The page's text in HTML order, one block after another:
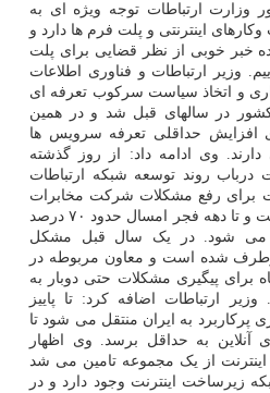
وزارت ارتباطات توجه ویژه ای به
اینترنتی و پلت فرم ها دارد و
خبر خوبی از نظر قضایی برای پلت
وزیر ارتباطات و فناوری اطلاعات
و اتخاذ سیاست سرکوب تعرفه ای
کشور در سالهای قبل شد و در همین
افزایش حداقلی تعرفه سرویس ها
وی ادامه داد: از روز گذشته
درباب روند توسعه شبکه ارتباطات
برای رفع مشکلات شرکت مخابرات
ایران تدابیر لازم را اندیشه است و تا دهه فجر امسال حدود ۷۰ درصد
می شود. در یک سال قبل مشکل
۲۰۰۰ روستا برطرف شده است و معاون مربوطه در
برای پیگیری مشکلات حتی دوبار به
ارتباطات اضافه کرد: تا پاییز
کامپیوتری پرکاربرد به ایران منتقل می شود تا
آنلاین به حداقل برسد. وی اظهار
ظرفیت اینترنت از یک مجموعه تامین می شد
زیرساخت اینترنت وجود دارد و در